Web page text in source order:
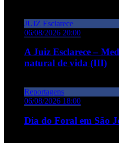
JUIZ Esclarece
06/08/2026 20:00
A Juiz Esclarece –
natural de vida (III)
Reportagens
06/08/2026 18:00
Dia do Foral em São